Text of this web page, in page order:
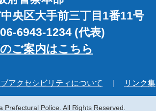
央区大手前三丁目1番11号
6943-1234 (代表)
ご案内はこちら
アクセシビリティについて リンク集
Prefectural Police. All Rights Reserved.